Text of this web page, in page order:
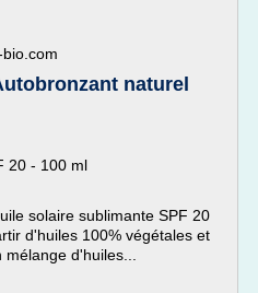
naturel
20 - 100 ml
solaire sublimante SPF 20
d'huiles 100% végétales et
d'huiles...